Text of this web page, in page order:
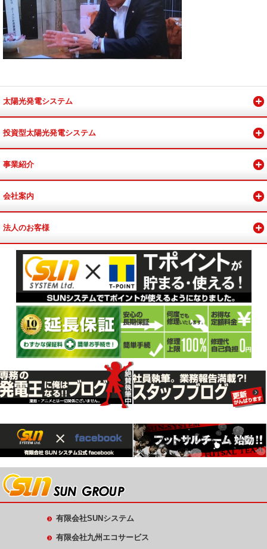
太陽光発電システム
投資型太陽光発電システム
事業紹介
会社案内
法人のお客様
有限会社SUNシステム
有限会社九州エコサービス